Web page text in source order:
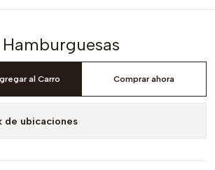
al Carro Comprar ahora
de ubicaciones